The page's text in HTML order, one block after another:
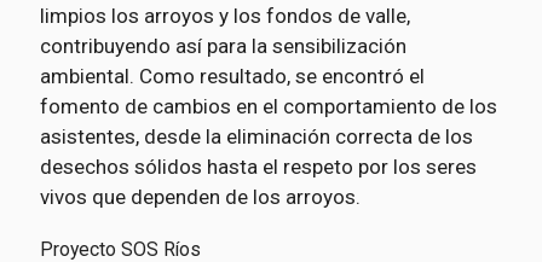
limpios los arroyos y los fondos de valle,
contribuyendo así para la sensibilización
ambiental. Como resultado, se encontró el
fomento de cambios en el comportamiento de los
asistentes, desde la eliminación correcta de los
desechos sólidos hasta el respeto por los seres
vivos que dependen de los arroyos.
Proyecto SOS Ríos